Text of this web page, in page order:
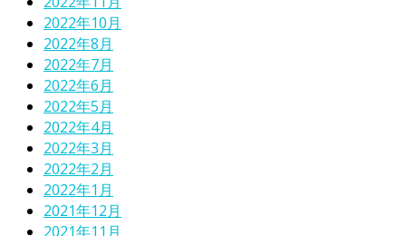
2022年10月
2022年8月
2022年7月
2022年6月
2022年5月
2022年4月
2022年3月
2022年2月
2022年1月
2021年12月
2021年11月